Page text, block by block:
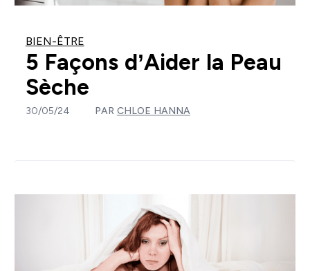
BIEN-ÊTRE
5 Façons d’Aider la Peau
Sèche
30/05/24 PAR CHLOE HANNA